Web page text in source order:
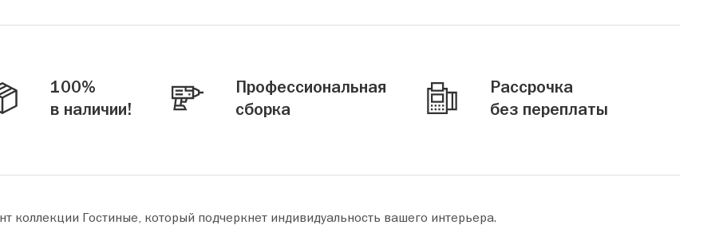
100%
в наличии!
Профессиональная
сборка
Рассрочка
без переплаты
Гостиные, который подчеркнет индивидуальность вашего интерьера.